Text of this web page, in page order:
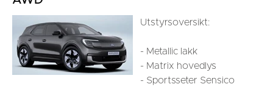
Utstyrsoversikt:
- Metallic lakk
- Matrix hovedlys
- Sportsseter Sensico